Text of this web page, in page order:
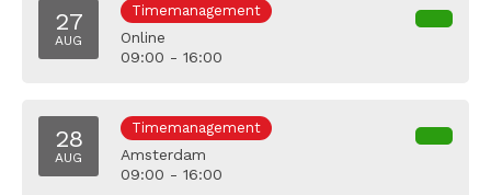
27
AUG
Timemanagement
Online
09:00 - 16:00
28
AUG
Timemanagement
Amsterdam
09:00 - 16:00